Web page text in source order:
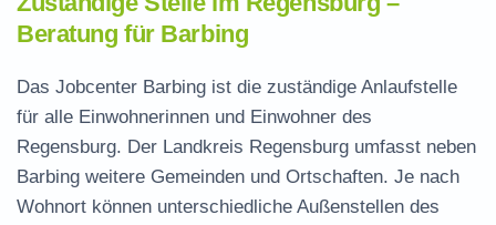
Beratung für Barbing
Das Jobcenter Barbing ist die zuständige Anlaufstelle
für alle Einwohnerinnen und Einwohner des
Regensburg. Der Landkreis Regensburg umfasst neben
Barbing weitere Gemeinden und Ortschaften. Je nach
Wohnort können unterschiedliche Außenstellen des